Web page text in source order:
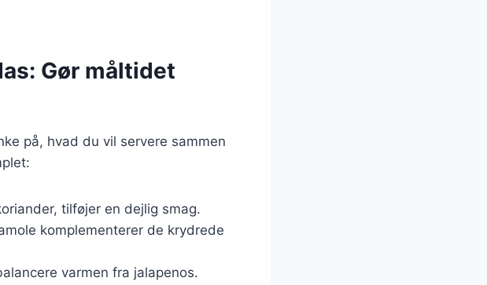
Gør måltidet
på, hvad du vil servere sammen
tilføjer en dejlig smag.
komplementerer de krydrede
varmen fra jalapenos.